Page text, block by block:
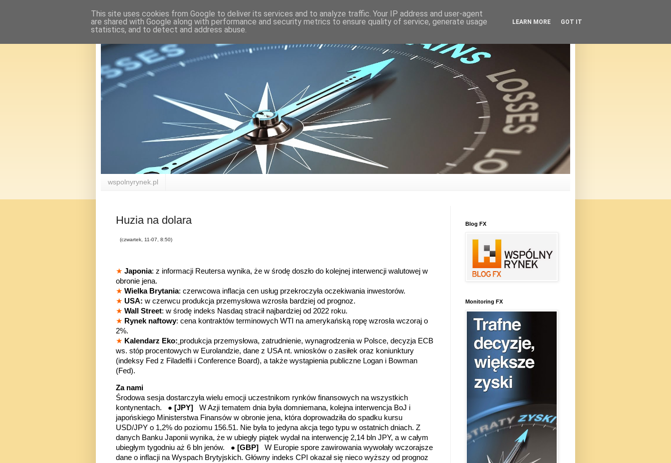
wspolnyrynek.pl
Huzia na dolara
(czwartek, 11-07, 8:50)
★ Japonia: z informacji Reutersa wynika, że w środę doszło do kolejnej interwencji walutowej w
obronie jena.
★ Wielka Brytania: czerwcowa inflacja cen usług przekroczyła oczekiwania inwestorów.
★ USA: w czerwcu produkcja przemysłowa wzrosła bardziej od prognoz.
★ Wall Street: w środę indeks Nasdaq stracił najbardziej od 2022 roku.
★ Rynek naftowy: cena kontraktów terminowych WTI na amerykańską ropę wzrosła wczoraj o
2%.
★ Kalendarz Eko: produkcja przemysłowa, zatrudnienie, wynagrodzenia w Polsce, decyzja ECB
ws. stóp procentowych w Eurolandzie, dane z USA nt. wniosków o zasiłek oraz koniunktury
(indeksy Fed z Filadelfii i Conference Board), a także wystąpienia publiczne Logan i Bowman
(Fed).
Za nami
Środowa sesja dostarczyła wielu emocji uczestnikom rynków finansowych na wszystkich
kontynentach. ● [JPY] W Azji tematem dnia była domniemana, kolejna interwencja BoJ i
japońskiego Ministerstwa Finansów w obronie jena, która doprowadziła do spadku kursu
USD/JPY o 1,2% do poziomu 156.51. Nie była to jedyna akcja tego typu w ostatnich dniach. Z
danych Banku Japonii wynika, że w ubiegły piątek wydał na interwencję 2,14 bln JPY, a w całym
ubiegłym tygodniu aż 6 bln jenów. ● [GBP] W Europie spore zawirowania wywołały wczorajsze
dane o inflacji na Wyspach Brytyjskich. Główny indeks CPI okazał się nieco wyższy od prognoz
Blog FX
Monitoring FX
This site uses cookies from Google to deliver its services and to analyze traffic. Your IP address and user-agent
are shared with Google along with performance and security metrics to ensure quality of service, generate usage
statistics, and to detect and address abuse.
LEARN MORE GOT IT